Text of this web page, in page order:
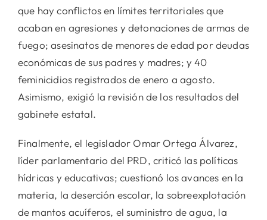
que hay conflictos en límites territoriales que
acaban en agresiones y detonaciones de armas de
fuego; asesinatos de menores de edad por deudas
económicas de sus padres y madres; y 40
feminicidios registrados de enero a agosto.
Asimismo, exigió la revisión de los resultados del
gabinete estatal.
Finalmente, el legislador Omar Ortega Álvarez,
líder parlamentario del PRD, criticó las políticas
hídricas y educativas; cuestionó los avances en la
materia, la deserción escolar, la sobreexplotación
de mantos acuíferos, el suministro de agua, la